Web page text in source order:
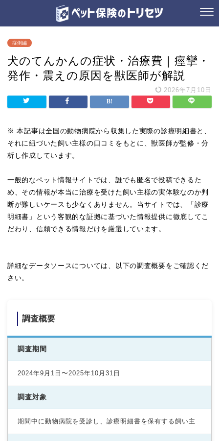
症例編
犬のてんかんの症状・治療費｜痙攣・
発作・震えの原因を獣医師が解説
2026年7月10日
※ 本記事は全国の動物病院から収集した実際の診療明細書と、
それに紐づいた飼い主様の口コミをもとに、獣医師が監修・分
析し作成しています。
一般的なペット情報サイトでは、誰でも匿名で投稿できるた
め、その情報が本当に治療を受けた飼い主様の実体験なのか判
断が難しいケースも少なくありません。当サイトでは、「診療
明細書」という客観的な証拠に基づいた情報提供に徹底してこ
だわり、信頼できる情報だけを厳選しています。
詳細なデータソースについては、以下の調査概要をご確認くだ
さい。
調査概要
調査期間
2024年9月1日〜2025年10月31日
調査対象
期間中に動物病院を受診し、診療明細書を保有する飼い主